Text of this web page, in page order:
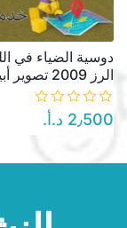
دوسية الضياء في
الرز 2009 تصوير أبيض وأسود السعر 2.50
2٫500 د.أ.‏